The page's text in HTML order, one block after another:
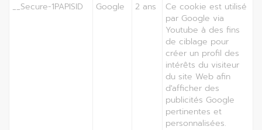
__Secure-1PAPISID
Google 2 ans
Ce cookie est utilisé
par Google via
Youtube à des fins
de ciblage pour
créer un profil des
intérêts du visiteur
du site Web afin
d'afficher des
publicités Google
pertinentes et
personnalisées.